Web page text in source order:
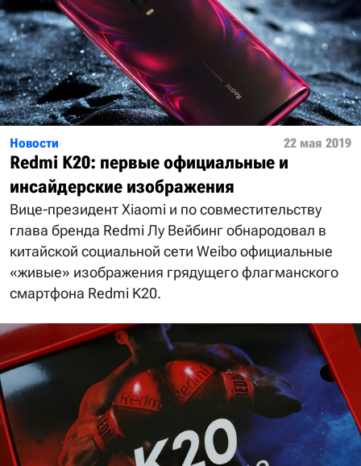
Новости 22 мая 2019
Redmi K20: первые официальные и
инсайдерские изображения
Вице-президент Xiaomi и по совместительству
глава бренда Redmi Лу Вейбинг обнародовал в
китайской социальной сети Weibo официальные
«живые» изображения грядущего флагманского
смартфона Redmi K20.